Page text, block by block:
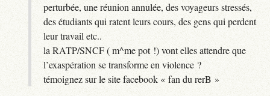
perturbée, une réunion annulée, des voyageurs stressés,
des étudiants qui ratent leurs cours, des gens qui perdent
leur travail etc..
la RATP/SNCF ( m^me pot !) vont elles attendre que
l’exaspération se transforme en violence ?
témoignez sur le site facebook « fan du rerB »